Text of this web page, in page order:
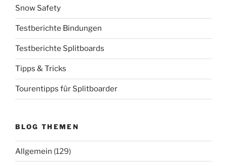
Snow Safety
Testberichte Bindungen
Testberichte Splitboards
Tipps & Tricks
Tourentipps für Splitboarder
BLOG THEMEN
Allgemein (129)